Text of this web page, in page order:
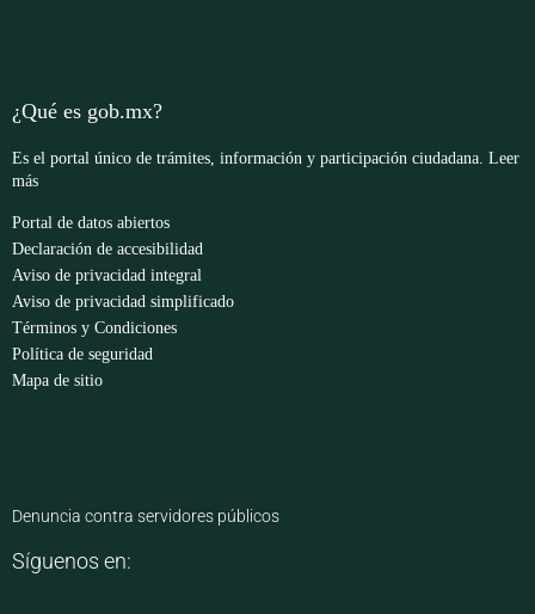
¿Qué es gob.mx?
Es el portal único de trámites, información y participación ciudadana. Leer
más
Portal de datos abiertos
Declaración de accesibilidad
Aviso de privacidad integral
Aviso de privacidad simplificado
Términos y Condiciones
Política de seguridad
Mapa de sitio
Denuncia contra servidores públicos
Síguenos en: